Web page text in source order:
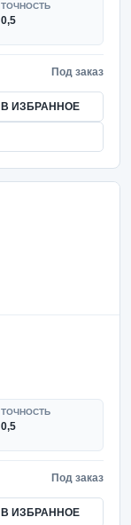
ТОЧНОСТЬ
0,5
Под заказ
В ИЗБРАННОЕ
ТОЧНОСТЬ
0,5
Под заказ
В ИЗБРАННОЕ